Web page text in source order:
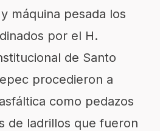
máquina pesada los
por el H.
de Santo
procedieron a
como pedazos
de ladrillos que fueron